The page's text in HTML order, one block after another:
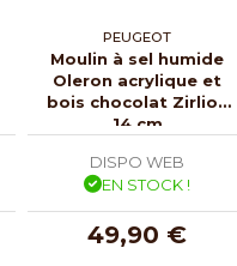
PEUGEOT
Moulin à sel humide
Oleron acrylique et
bois chocolat Zirlion
14 cm
DISPO WEB
EN STOCK !
49,90 €